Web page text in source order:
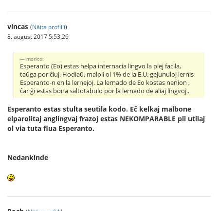
vincas (Näita profiili)
8. august 2017 5:53.26
morico:
Esperanto (Eo) estas helpa internacia lingvo la plej facila,
taŭga por ĉiuj. Hodiaŭ, malpli ol 1% de la E.U. gejunuloj lernis
Esperanto-n en la lernejoj. La lernado de Eo kostas nenion ,
ĉar ĝi estas bona saltotabulo por la lernado de aliaj lingvoj..
Esperanto estas stulta seutila kodo. Eĉ kelkaj malbone
elparolitaj anglingvaj frazoj estas NEKOMPARABLE pli utilaj
ol via tuta flua Esperanto.
Nedankinde